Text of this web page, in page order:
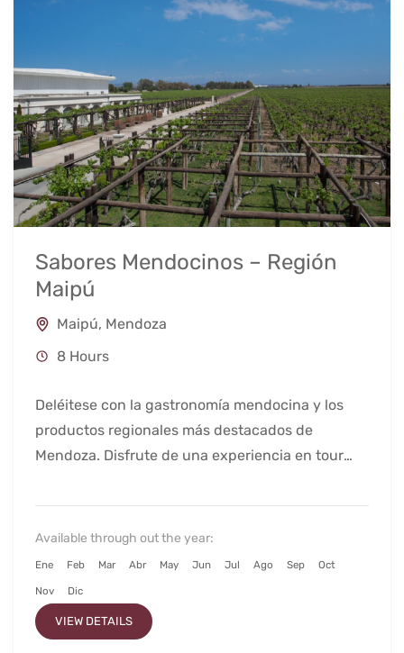
Sabores Mendocinos – Región
Maipú
Maipú, Mendoza
8 Hours
Deléitese con la gastronomía mendocina y los
productos regionales más destacados de
Mendoza. Disfrute de una experiencia en tour
Available through out the year:
Ene Feb Mar Abr May Jun Jul Ago Sep Oct
Nov Dic
VIEW DETAILS